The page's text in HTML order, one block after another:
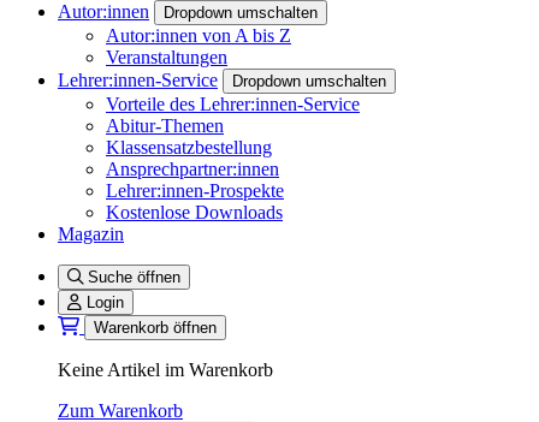
Autor:innen
Dropdown umschalten
Autor:innen von A bis Z
Veranstaltungen
Lehrer:innen-Service
Dropdown umschalten
Vorteile des Lehrer:innen-Service
Abitur-Themen
Klassensatzbestellung
Ansprechpartner:innen
Lehrer:innen-Prospekte
Kostenlose Downloads
Magazin
Suche öffnen
Login
Warenkorb öffnen
Keine Artikel im Warenkorb
Zum Warenkorb